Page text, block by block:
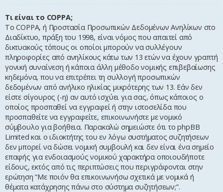
Τι είναι το COPPA;
Το COPPA, ή Προστασία Προσωπικών Δεδομένων Ανηλίκων στο
Διαδίκτυο, πράξη του 1998, είναι νόμος που απαιτεί από
δικτυακούς τόπους οι οποίοι μπορούν να συλλέγουν
πληροφορίες από ανηλίκους κάτω των 13 ετών να έχουν γραπτή
γονική συναίνεση ή κάποια άλλη μέθοδο νομικής επιβεβαίωσης
κηδεμόνα, που να επιτρέπει τη συλλογή προσωπικών
δεδομένων από ανήλικο ηλικίας μικρότερης των 13. Εάν δεν
είστε σίγουρος (-η) αν αυτό ισχύει για σας, όπως κάποιος ο
οποίος προσπαθεί να εγγραφεί ή στην ιστοσελίδα που
προσπαθείτε να εγγραφείτε, επικοινωνήστε με νομικό
σύμβουλο για βοήθεια. Παρακαλώ σημειώστε ότι το phpBB
Limited και ο ιδιοκτήτης του εν λόγω συστήματος συζητήσεων
δεν μπορεί να δώσει νομική συμβουλή και δεν είναι ένα σημείο
επαφής για ενδοιασμούς νομικού χαρακτήρα οποιουδήποτε
είδους, εκτός από τις περιπτώσεις που περιγράφονται στην
ερώτηση “Με ποιόν θα επικοινωνήσω σχετικά με νομικά ή
θέματα κατάχρησης πάνω στο σύστημα συζητήσεων;”.